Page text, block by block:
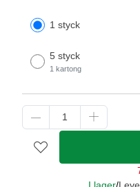
1 styck
5 styck
1 kartong
I lager/